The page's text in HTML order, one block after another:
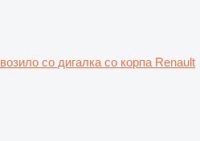
возило со дигалка со корпа Renault